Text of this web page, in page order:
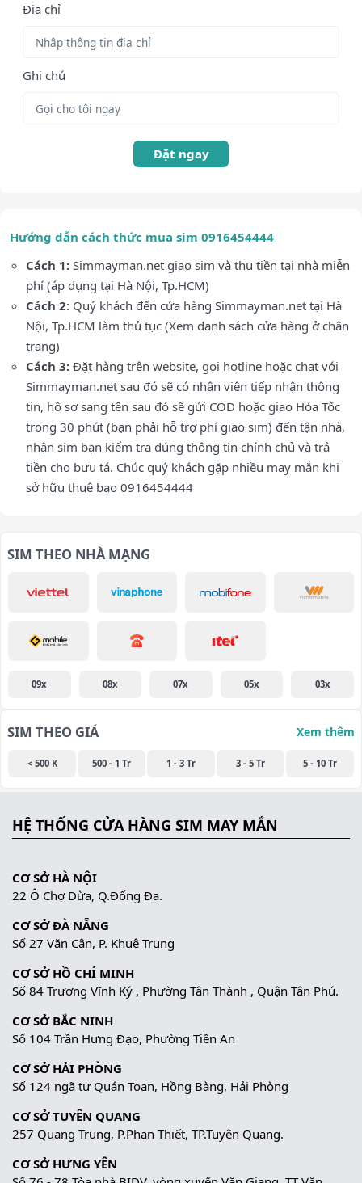
Địa chỉ
Ghi chú
Đặt ngay
Hướng dẫn cách thức mua sim 0916454444
Cách 1: Simmayman.net giao sim và thu tiền tại nhà miễn
phí (áp dụng tại Hà Nội, Tp.HCM)
Cách 2: Quý khách đến cửa hàng Simmayman.net tại Hà
Nội, Tp.HCM làm thủ tục (Xem danh sách cửa hàng ở chân
trang)
Cách 3: Đặt hàng trên website, gọi hotline hoặc chat với
Simmayman.net sau đó sẽ có nhân viên tiếp nhận thông
tin, hồ sơ sang tên sau đó sẽ gửi COD hoặc giao Hỏa Tốc
trong 30 phút (bạn phải hỗ trợ phí giao sim) đến tận nhà,
nhận sim bạn kiểm tra đúng thông tin chính chủ và trả
tiền cho bưu tá. Chúc quý khách gặp nhiều may mắn khi
sở hữu thuê bao 0916454444
SIM THEO NHÀ MẠNG
09x 08x 07x 05x 03x
SIM THEO GIÁ Xem thêm
< 500 K 500 - 1 Tr 1 - 3 Tr 3 - 5 Tr 5 - 10 Tr
HỆ THỐNG CỬA HÀNG SIM MAY MẮN
CƠ SỞ HÀ NỘI
22 Ô Chợ Dừa, Q.Đống Đa.
CƠ SỞ ĐÀ NẴNG
Số 27 Văn Cận, P. Khuê Trung
CƠ SỞ HỒ CHÍ MINH
Số 84 Trương Vĩnh Ký , Phường Tân Thành , Quận Tân Phú.
CƠ SỞ BẮC NINH
Số 104 Trần Hưng Đạo, Phường Tiền An
CƠ SỞ HẢI PHÒNG
Số 124 ngã tư Quán Toan, Hồng Bàng, Hải Phòng
CƠ SỞ TUYÊN QUANG
257 Quang Trung, P.Phan Thiết, TP.Tuyên Quang.
CƠ SỞ HƯNG YÊN